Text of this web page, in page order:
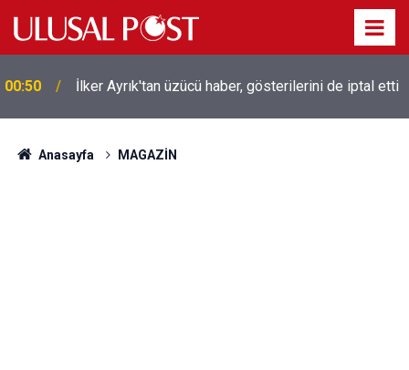
00:39
Liverpool efsanesi Mısırlı yıldız Mohamed Salah
Trabzonspor ile anlaştı! Yarın geliyor
Anasayfa MAGAZİN